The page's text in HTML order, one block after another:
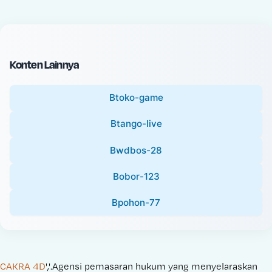
c
e
Konten Lainnya
Btoko-game
Btango-live
Bwdbos-28
Bobor-123
Bpohon-77
CAKRA 4D','.Agensi pemasaran hukum yang menyelaraskan